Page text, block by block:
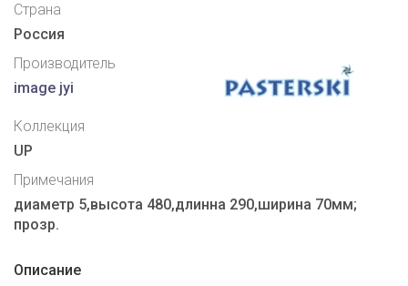
Страна
Россия
Производитель
image jyi
Коллекция
UP
Примечания
диаметр 5,высота 480,длинна 290,ширина 70мм;
прозр.
Описание